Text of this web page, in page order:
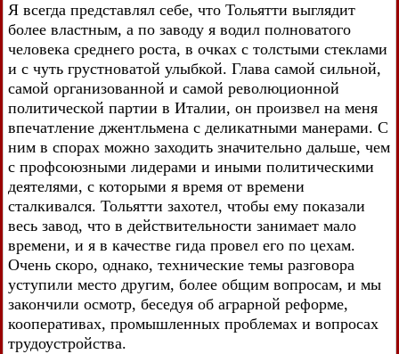
Я всегда представлял себе, что Тольятти выглядит
более властным, а по заводу я водил полноватого
человека среднего роста, в очках с толстыми стеклами
и с чуть грустноватой улыбкой. Глава самой сильной,
самой организованной и самой революционной
политической партии в Италии, он произвел на меня
впечатление джентльмена с деликатными манерами. С
ним в спорах можно заходить значительно дальше, чем
с профсоюзными лидерами и иными политическими
деятелями, с которыми я время от времени
сталкивался. Тольятти захотел, чтобы ему показали
весь завод, что в действительности занимает мало
времени, и я в качестве гида провел его по цехам.
Очень скоро, однако, технические темы разговора
уступили место другим, более общим вопросам, и мы
закончили осмотр, беседуя об аграрной реформе,
кооперативах, промышленных проблемах и вопросах
трудоустройства.